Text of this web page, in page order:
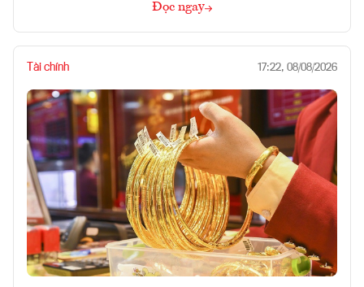
Đọc ngay
Tài chính 17:22, 08/08/2026